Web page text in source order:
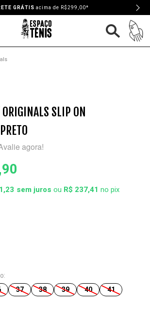
GRÁTIS acima de R$299,00*
SLIP ON
agora!
ou R$ 237,41 no pix
37 38 39 40 41